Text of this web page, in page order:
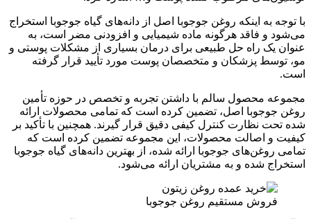
با توجه به اینکه روغن جوجوبا اصل از دانه‌های گیاه جوجوبا استخراج
می‌شود و فاقد هرگونه ماده شیمیایی و افزودنی مضر است، به
عنوان یک راه حل طبیعی برای درمان بسیاری از مشکلات پوستی و
مو، توسط پزشکان و متخصصان پوست مورد تأیید قرار گرفته
است.
مجموعه محصول سالم با داشتن تجربه و تخصص در حوزه تأمین
روغن جوجوبا اصل، تضمین کرده است که تمامی محصولات ارائه
شده تحت نظارت کنترل کیفی دقیق قرار گیرند. همچنین با تأکید بر
کیفیت و اصالت محصولات، این مجموعه تضمین کرده است که
تمامی روغن‌های جوجوبا ارائه شده، از بهترین دانه‌های گیاه جوجوبا
استخراج شده و به مشتریان ارائه می‌شود.
فروش مستقیم روغن جوجوبا